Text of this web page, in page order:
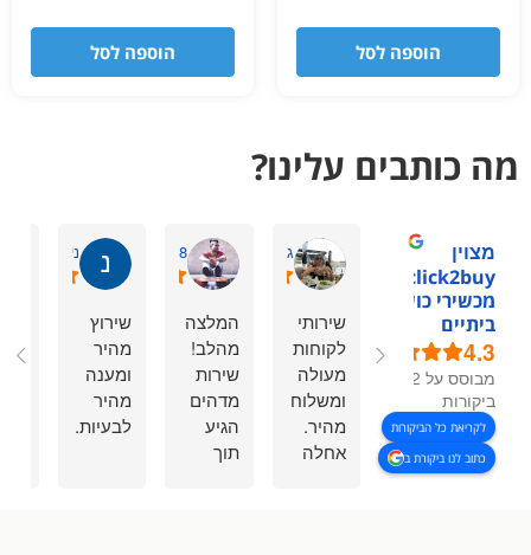
הוספה לסל הוספה לסל
מה כותבים עלינו?
מצוין
מכשירי כושר
ביתיים
4.3
מבוסס על 92
ביקורות
לקריאת כל הביקורות
כתוב לנו ביקורת ב
גיתית ס.
שירותי
לקוחות
מעולה
ומשלוח
מהיר.
אחלה
Shaharmiz98
המלצה
מהלב!
שירות
מדהים
הגיע
תוך
ניר ל.
שירוץ
מהיר
ומענה
מהיר
לבעיות.